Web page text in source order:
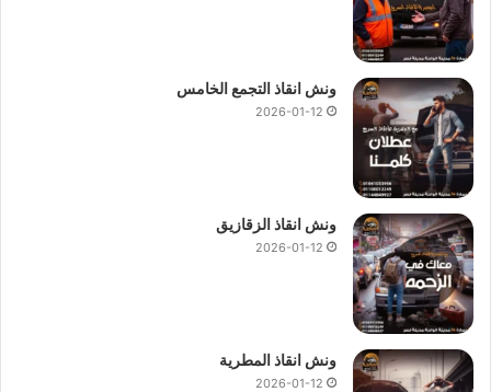
ونش انقاذ التجمع الخامس
2026-01-12
ونش انقاذ الزقازيق
2026-01-12
ونش انقاذ المطرية
2026-01-12